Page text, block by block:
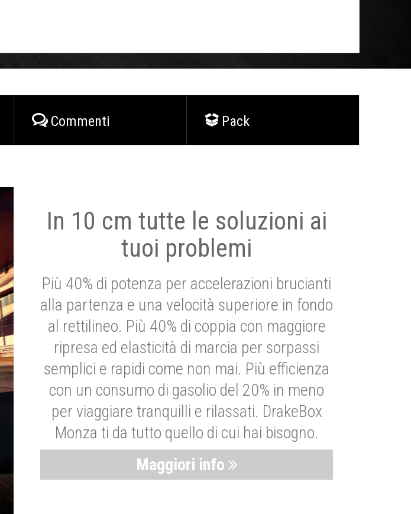
Commenti Pack
In 10 cm tutte le soluzioni ai
tuoi problemi
Più 40% di potenza per accelerazioni brucianti
alla partenza e una velocità superiore in fondo
al rettilineo. Più 40% di coppia con maggiore
ripresa ed elasticità di marcia per sorpassi
semplici e rapidi come non mai. Più efficienza
con un consumo di gasolio del 20% in meno
per viaggiare tranquilli e rilassati. DrakeBox
Monza ti da tutto quello di cui hai bisogno.
Maggiori info